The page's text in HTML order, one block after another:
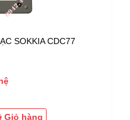
SOKKIA CDC77
Giỏ hàng